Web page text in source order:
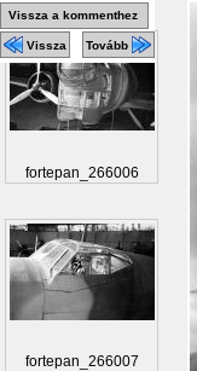
Vissza a kommenthez
Vissza Tovább
fortepan_266006
fortepan_266007